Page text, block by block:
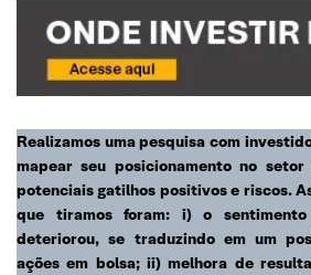
Realizamos uma pesquisa com
mapear seu posicionamento no
potenciais gatilhos positivos e riscos.
que tiramos foram: i) o
deteriorou, se traduzindo em um
ações em bolsa; ii) melhora de